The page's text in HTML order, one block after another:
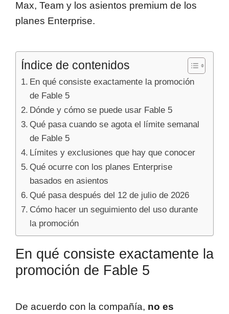
Max, Team y los asientos premium de los
planes Enterprise.
Índice de contenidos
En qué consiste exactamente la promoción
de Fable 5
Dónde y cómo se puede usar Fable 5
Qué pasa cuando se agota el límite semanal
de Fable 5
Límites y exclusiones que hay que conocer
Qué ocurre con los planes Enterprise
basados en asientos
Qué pasa después del 12 de julio de 2026
Cómo hacer un seguimiento del uso durante
la promoción
En qué consiste exactamente la
promoción de Fable 5
De acuerdo con la compañía, no es